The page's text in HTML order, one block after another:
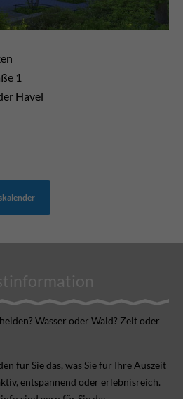
1
Havel
Wasser oder Wald? Zelt oder
für Sie das, was Sie für Ihre Aus­zeit
ent­spannend oder erlebnis­reich.